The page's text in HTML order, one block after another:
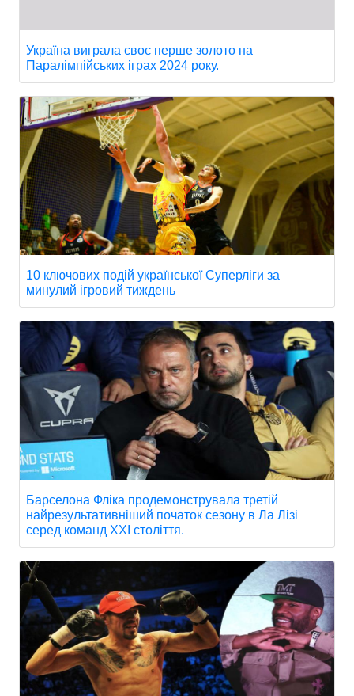
Україна виграла своє перше золото на
Паралімпійських іграх 2024 року.
10 ключових подій української Суперліги за
минулий ігровий тиждень
Барселона Фліка продемонструвала третій
найрезультативніший початок сезону в Ла Лізі
серед команд XXI століття.